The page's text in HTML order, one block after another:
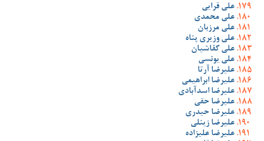
علی قرایی
علی محمدی
علی مرزبان
علی وزیری پناه
علی کفاشیان
علی یونسی
علیرضا آرتا
علیرضا ابراهیمی
علیرضا اسدآبادی
علیرضا حقی
علیرضا حیدری
علیرضا زینلی
علیرضا علیزاده